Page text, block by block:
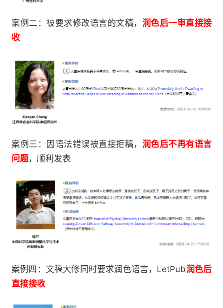
案例二：被要求修改语言的文稿， 润色后一审直接接
收
案例三：因语法错误被直接拒稿， 润色后不再有语言
问题，顺利发表
案例四：文稿大修同时要求润色语言， LetPub润色后
直接接收